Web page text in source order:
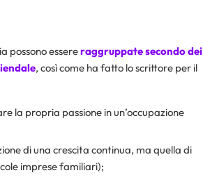
possono essereraggruppate secondo dei
, così come ha fatto lo scrittore per il
la propria passione in un’occupazione
di una crescita continua, ma quella di
imprese familiari);